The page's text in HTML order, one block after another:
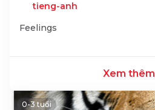
tieng-anh
Feelings
Xem thêm
0-3 tuổi